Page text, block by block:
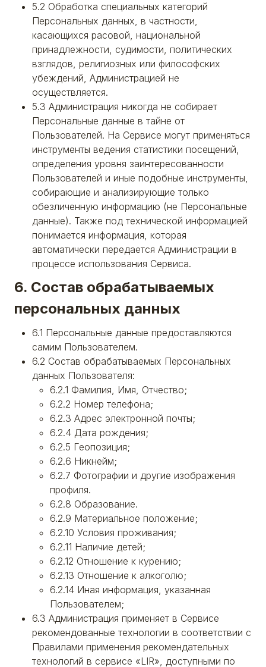
5.2 Обработка специальных категорий
Персональных данных, в частности,
касающихся расовой, национальной
принадлежности, судимости, политических
взглядов, религиозных или философских
убеждений, Администрацией не
осуществляется.
5.3 Администрация никогда не собирает
Персональные данные в тайне от
Пользователей. На Сервисе могут применяться
инструменты ведения статистики посещений,
определения уровня заинтересованности
Пользователей и иные подобные инструменты,
собирающие и анализирующие только
обезличенную информацию (не Персональные
данные). Также под технической информацией
понимается информация, которая
автоматически передается Администрации в
процессе использования Сервиса.
6. Состав обрабатываемых
персональных данных
6.1 Персональные данные предоставляются
самим Пользователем.
6.2 Состав обрабатываемых Персональных
данных Пользователя:
6.2.1 Фамилия, Имя, Отчество;
6.2.2 Номер телефона;
6.2.3 Адрес электронной почты;
6.2.4 Дата рождения;
6.2.5 Геопозиция;
6.2.6 Никнейм;
6.2.7 Фотографии и другие изображения
профиля.
6.2.8 Образование.
6.2.9 Материальное положение;
6.2.10 Условия проживания;
6.2.11 Наличие детей;
6.2.12 Отношение к курению;
6.2.13 Отношение к алкоголю;
6.2.14 Иная информация, указанная
Пользователем;
6.3 Администрация применяет в Сервисе
рекомендованные технологии в соответствии с
Правилами применения рекомендательных
технологий в сервисе «LIR», доступными по